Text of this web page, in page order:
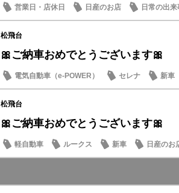
営業日・店休日 日産のお店 日常の出来
松飛台
🎀ご納車おめでとうございます🎀
電気自動車（e-POWER） セレナ 新車
松飛台
🎀ご納車おめでとうございます🎀
軽自動車 ルークス 新車 日産のお